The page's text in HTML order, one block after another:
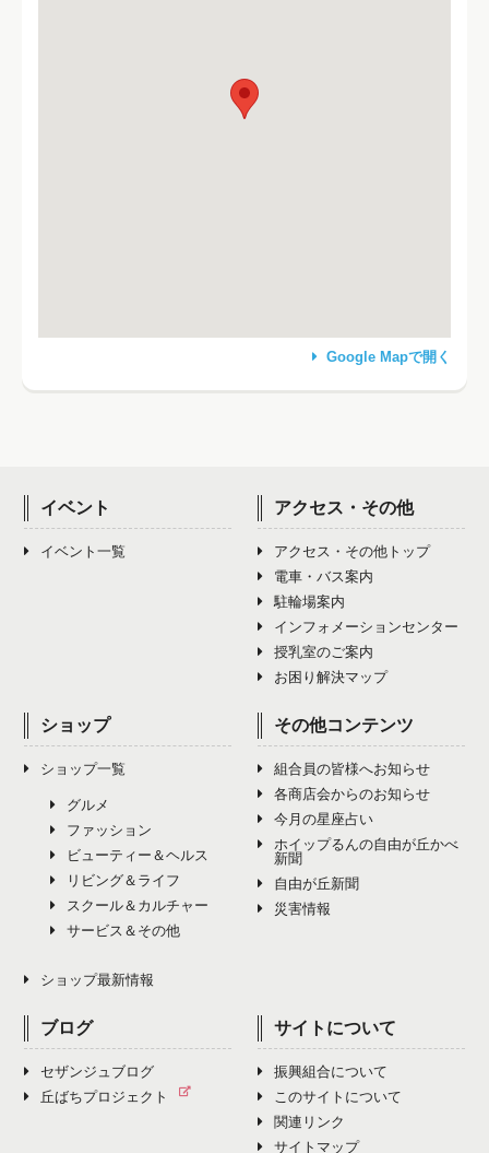
Google Mapで開く
イベント
イベント一覧
アクセス・その他
アクセス・その他トップ
電車・バス案内
駐輪場案内
インフォメーションセンター
授乳室のご案内
お困り解決マップ
ショップ
ショップ一覧
グルメ
ファッション
ビューティー＆ヘルス
リビング＆ライフ
スクール＆カルチャー
サービス＆その他
ショップ最新情報
その他コンテンツ
組合員の皆様へお知らせ
各商店会からのお知らせ
今月の星座占い
ホイップるんの自由が丘かべ
新聞
自由が丘新聞
災害情報
ブログ
セザンジュブログ
丘ばちプロジェクト
サイトについて
振興組合について
このサイトについて
関連リンク
サイトマップ